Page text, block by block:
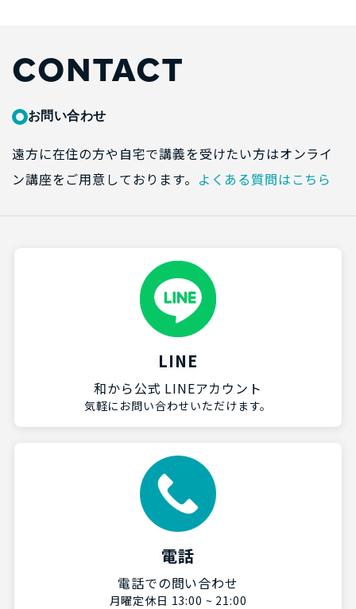
CONTACT
お問い合わせ
遠方に在住の方や自宅で講義を受けたい方はオンライ
ン講座をご用意しております。 よくある質問はこちら
LINE
和から公式 LINEアカウント
気軽にお問い合わせいただけます。
電話
電話での問い合わせ
月曜定休日 13:00 ~ 21:00